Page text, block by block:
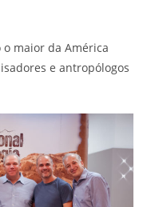
maior da América
e antropólogos